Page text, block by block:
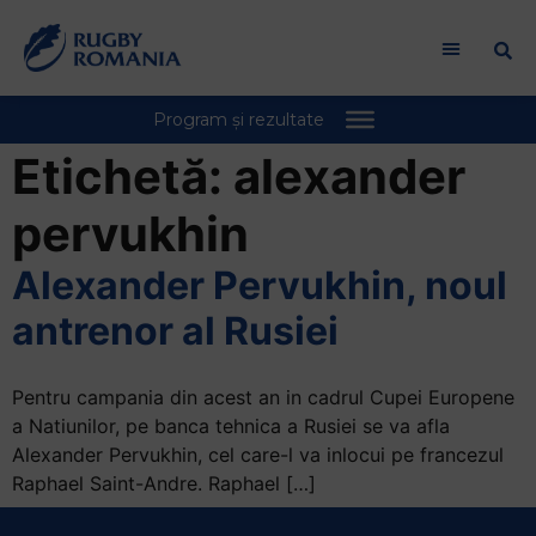
venit
cititorul
ecran
One
Accessibility
Pentru
cititorul
ecran
All
in
Etichetă: alexander
pervukhin
Alexander Pervukhin, noul
antrenor al Rusiei
Pentru campania din acest an in cadrul Cupei Europene
a Natiunilor, pe banca tehnica a Rusiei se va afla
Alexander Pervukhin, cel care-l va inlocui pe francezul
Raphael Saint-Andre. Raphael […]